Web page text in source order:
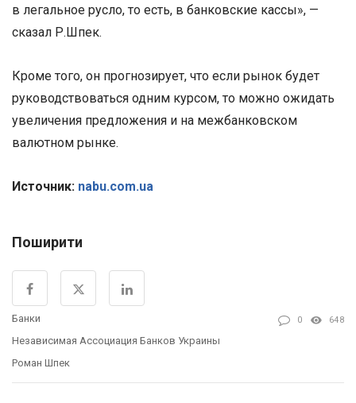
в легальное русло, то есть, в банковские кассы», —
сказал Р.Шпек.
Кроме того, он прогнозирует, что если рынок будет
руководствоваться одним курсом, то можно ожидать
увеличения предложения и на межбанковском
валютном рынке.
Источник: nabu.com.ua
Поширити
Банки
Независимая Ассоциация Банков Украины
Роман Шпек
0 648